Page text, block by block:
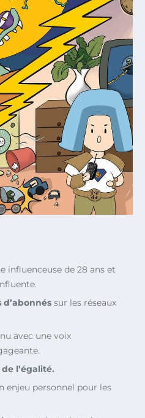
influenceuse de 28 ans et
d’abonnés sur les réseaux
avec une voix
l’égalité.
enjeu personnel pour les